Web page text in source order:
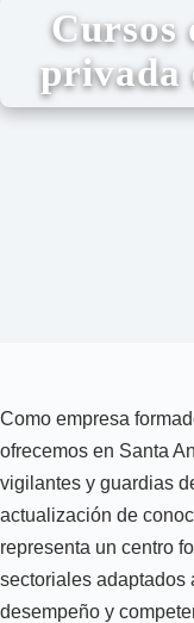
Cursos
privada
Como empresa
ofrecemos en Santa
vigilantes y guardias
actualización de
representa un centro
sectoriales adaptados
desempeño y